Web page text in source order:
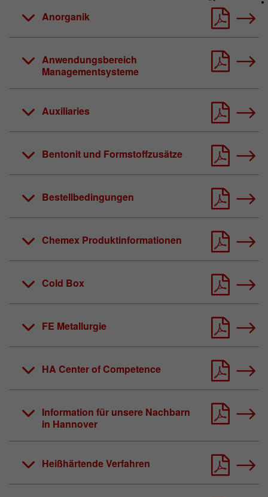
Anorganik
Anwendungsbereich
Managementsysteme
Auxiliaries
Bentonit und Formstoffzusätze
Bestellbedingungen
Chemex Produktinformationen
Cold Box
FE Metallurgie
HA Center of Competence
Information für unsere Nachbarn
in Hannover
Heißhärtende Verfahren
Nutzungsverhalten anonymisiert erfasst.
Name _pk_id.*
Anbieter
Zweck Matomo Webanalyse ID Cookie.
Anbieter
Matomo Server Hüttenes-Albertus
Matomo Webanalyse Session Cookie.